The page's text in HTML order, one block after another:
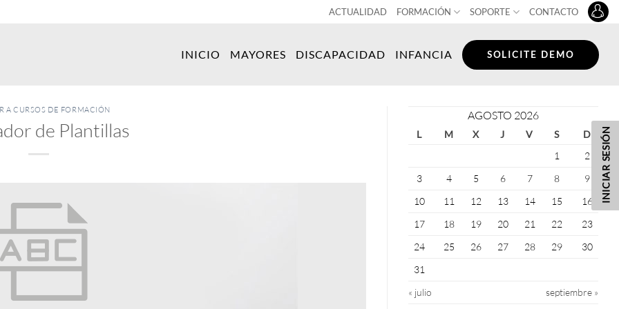
ACTUALIDAD FORMACIÓN SOPORTE CONTACTO
INICIO MAYORES DISCAPACIDAD INFANCIA SOLICITE DEMO
A CURSOS DE FORMACIÓN
de Plantillas
AGOSTO 2026
L M X J V S
D
1
2
3
4 5 6 7 8
9
10
11 12 13 14 15
16
17
18 19 20 21 22
23
24
25 26 27 28 29
30
31
« julio
septiembre »
INICIAR SESIÓN